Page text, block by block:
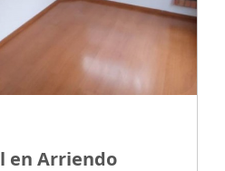
en Arriendo